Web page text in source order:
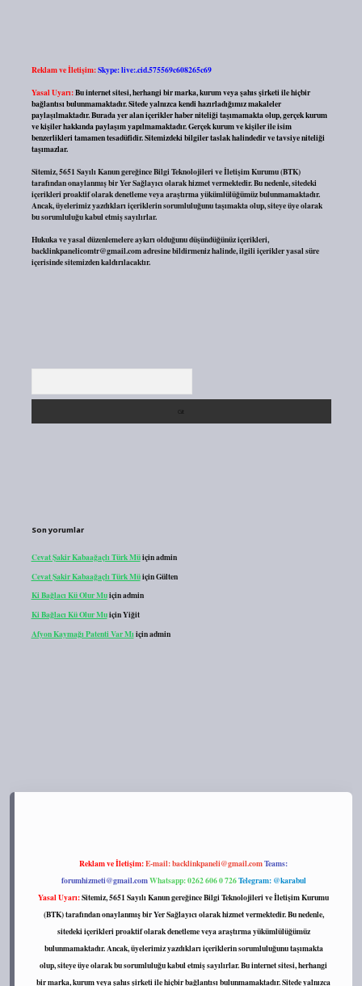
Reklam ve İletişim:Skype: live:.cid.575569c608265c69
Yasal Uyarı:Bu internet sitesi, herhangi bir marka, kurum veya şahıs şirketi ile hiçbir
bağlantısı bulunmamaktadır. Sitede yalnızca kendi hazırladığımız makaleler
paylaşılmaktadır. Burada yer alan içerikler haber niteliği taşımamakta olup, gerçek kurum
ve kişiler hakkında paylaşım yapılmamaktadır. Gerçek kurum ve kişiler ile isim
benzerlikleri tamamen tesadüfidir. Sitemizdeki bilgiler taslak halindedir ve tavsiye niteliği
taşımazlar.
Sitemiz, 5651 Sayılı Kanun gereğince Bilgi Teknolojileri ve İletişim Kurumu (BTK)
tarafından onaylanmış bir Yer Sağlayıcı olarak hizmet vermektedir. Bu nedenle, sitedeki
içerikleri proaktif olarak denetleme veya araştırma yükümlülüğümüz bulunmamaktadır.
Ancak, üyelerimiz yazdıkları içeriklerin sorumluluğunu taşımakta olup, siteye üye olarak
bu sorumluluğu kabul etmiş sayılırlar.
Hukuka ve yasal düzenlemelere aykırı olduğunu düşündüğünüz içerikleri,
backlinkpanelicomtr@gmail.comadresine bildirmeniz halinde, ilgili içerikler yasal süre
içerisinde sitemizden kaldırılacaktır.
Son yorumlar
Cevat Şakir Kabaağaçlı Türk Müiçinadmin
Cevat Şakir Kabaağaçlı Türk MüiçinGülten
Ki Bağlacı Kü Olur Muiçinadmin
Ki Bağlacı Kü Olur MuiçinYiğit
Afyon Kaymağı Patenti Var Mı içinadmin
Reklam ve İletişim:E-mail:backlinkpaneli@gmail.comTeams:
forumhizmeti@gmail.comWhatsapp: 0262 606 0 726Telegram: @karabul
Yasal Uyarı:Sitemiz, 5651 Sayılı Kanun gereğince Bilgi Teknolojileri ve İletişim Kurumu
(BTK) tarafından onaylanmış bir Yer Sağlayıcı olarak hizmet vermektedir. Bu nedenle,
sitedeki içerikleri proaktif olarak denetleme veya araştırma yükümlülüğümüz
bulunmamaktadır. Ancak, üyelerimiz yazdıkları içeriklerin sorumluluğunu taşımakta
olup, siteye üye olarak bu sorumluluğu kabul etmiş sayılırlar. Bu internet sitesi, herhangi
bir marka, kurum veya şahıs şirketi ile hiçbir bağlantısı bulunmamaktadır. Sitede yalnızca